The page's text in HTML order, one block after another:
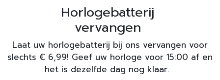
Horlogebatterij
vervangen
Laat uw horlogebatterij bij ons vervangen voor
slechts € 6,99! Geef uw horloge voor 15:00 af en
het is dezelfde dag nog klaar.